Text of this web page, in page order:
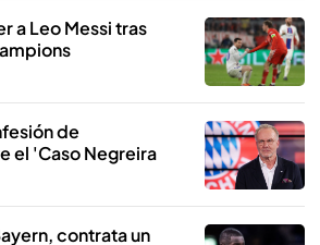
a Leo Messi tras
de
el 'Caso Negreira
contrata un